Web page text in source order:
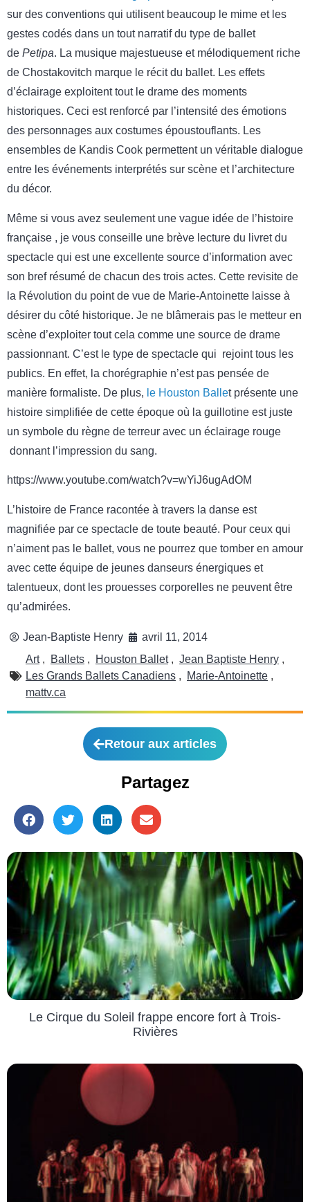
sur des conventions qui utilisent beaucoup le mime et les
gestes codés dans un tout narratif du type de ballet
de Petipa. La musique majestueuse et mélodiquement riche
de Chostakovitch marque le récit du ballet. Les effets
d’éclairage exploitent tout le drame des moments
historiques. Ceci est renforcé par l’intensité des émotions
des personnages aux costumes époustouflants. Les
ensembles de Kandis Cook permettent un véritable dialogue
entre les événements interprétés sur scène et l’architecture
du décor.
Même si vous avez seulement une vague idée de l’histoire
française , je vous conseille une brève lecture du livret du
spectacle qui est une excellente source d’information avec
son bref résumé de chacun des trois actes. Cette revisite de
la Révolution du point de vue de Marie-Antoinette laisse à
désirer du côté historique. Je ne blâmerais pas le metteur en
scène d’exploiter tout cela comme une source de drame
passionnant. C’est le type de spectacle qui rejoint tous les
publics. En effet, la chorégraphie n’est pas pensée de
manière formaliste. De plus, le Houston Ballet présente une
histoire simplifiée de cette époque où la guillotine est juste
un symbole du règne de terreur avec un éclairage rouge
donnant l’impression du sang.
https://www.youtube.com/watch?v=wYiJ6ugAdOM
L’histoire de France racontée à travers la danse est
magnifiée par ce spectacle de toute beauté. Pour ceux qui
n’aiment pas le ballet, vous ne pourrez que tomber en amour
avec cette équipe de jeunes danseurs énergiques et
talentueux, dont les prouesses corporelles ne peuvent être
qu’admirées.
Jean-Baptiste Henry
avril 11, 2014
Art , Ballets , Houston Ballet , Jean Baptiste Henry ,
Les Grands Ballets Canadiens , Marie-Antoinette ,
mattv.ca
Retour aux articles
Partagez
Le Cirque du Soleil frappe encore fort à Trois-
Rivières